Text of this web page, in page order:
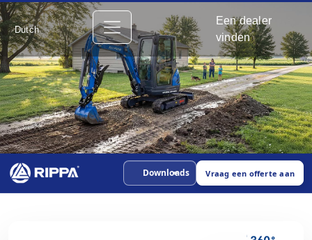
Dutch
Een dealer
vinden
Downloads Vraag een offerte aan